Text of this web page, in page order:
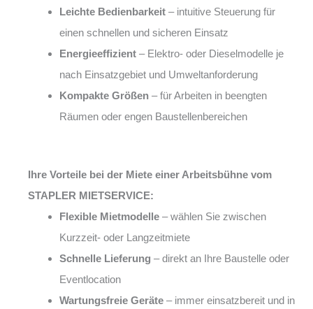
Leichte Bedienbarkeit – intuitive Steuerung für
einen schnellen und sicheren Einsatz
Energieeffizient – Elektro- oder Dieselmodelle je
nach Einsatzgebiet und Umweltanforderung
Kompakte Größen – für Arbeiten in beengten
Räumen oder engen Baustellenbereichen
Ihre Vorteile bei der Miete einer Arbeitsbühne vom
STAPLER MIETSERVICE:
Flexible Mietmodelle – wählen Sie zwischen
Kurzzeit- oder Langzeitmiete
Schnelle Lieferung – direkt an Ihre Baustelle oder
Eventlocation
Wartungsfreie Geräte – immer einsatzbereit und in